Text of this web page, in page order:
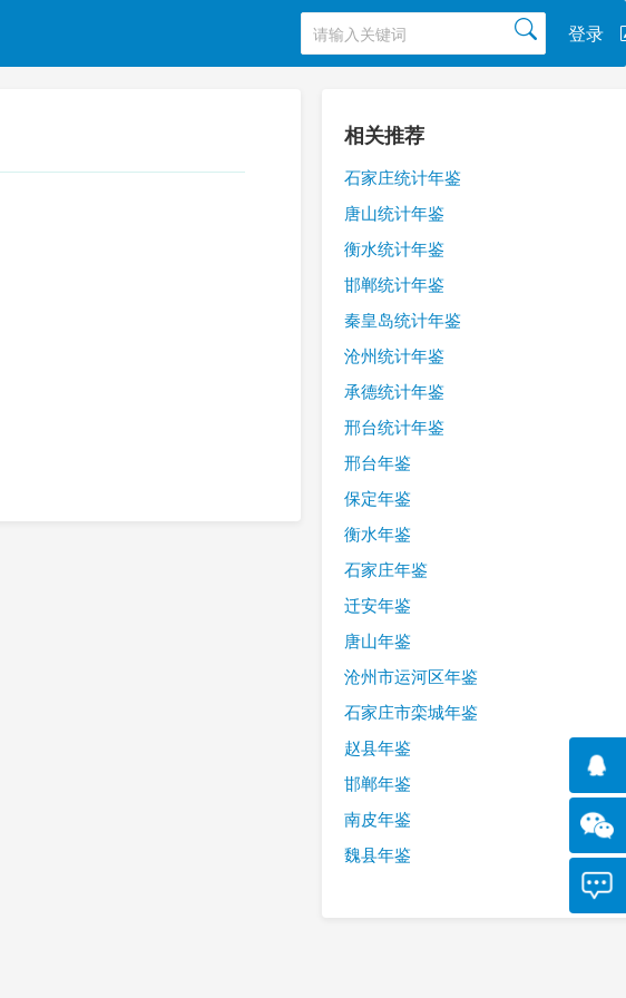
登录
相关推荐
石家庄统计年鉴
唐山统计年鉴
衡水统计年鉴
邯郸统计年鉴
秦皇岛统计年鉴
沧州统计年鉴
承德统计年鉴
邢台统计年鉴
邢台年鉴
保定年鉴
衡水年鉴
石家庄年鉴
迁安年鉴
唐山年鉴
沧州市运河区年鉴
石家庄市栾城年鉴
赵县年鉴
邯郸年鉴
南皮年鉴
魏县年鉴